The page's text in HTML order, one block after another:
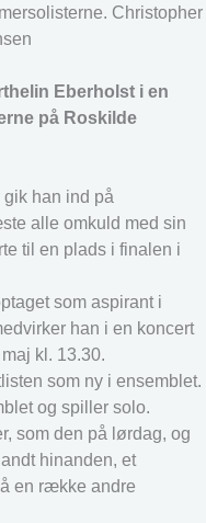
Christopher
Eberholst i en
på Roskilde
gik han ind på
alle omkuld med sin
til en plads i finalen i
som aspirant i
han i en koncert
kl. 13.30.
som ny i ensemblet.
og spiller solo.
som den på lørdag, og
hinanden, et
en række andre